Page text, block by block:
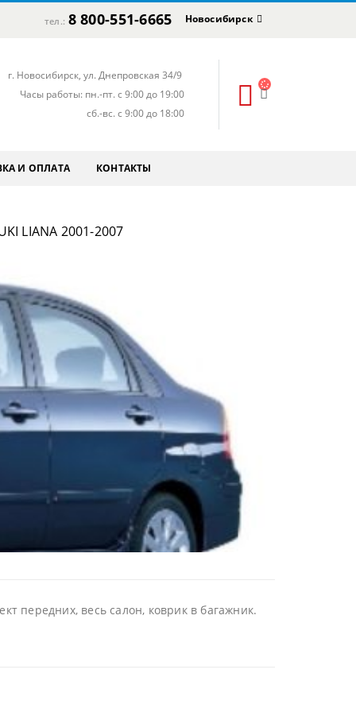
тел.: 8 800-551-6665 Новосибирск
г. Новосибирск, ул. Днепровская 34/9
Часы работы: пн.-пт. с 9:00 до 19:00
сб.-вс. с 9:00 до 18:00
И ОПЛАТА КОНТАКТЫ
LIANA 2001-2007
передних, весь салон, коврик в багажник.